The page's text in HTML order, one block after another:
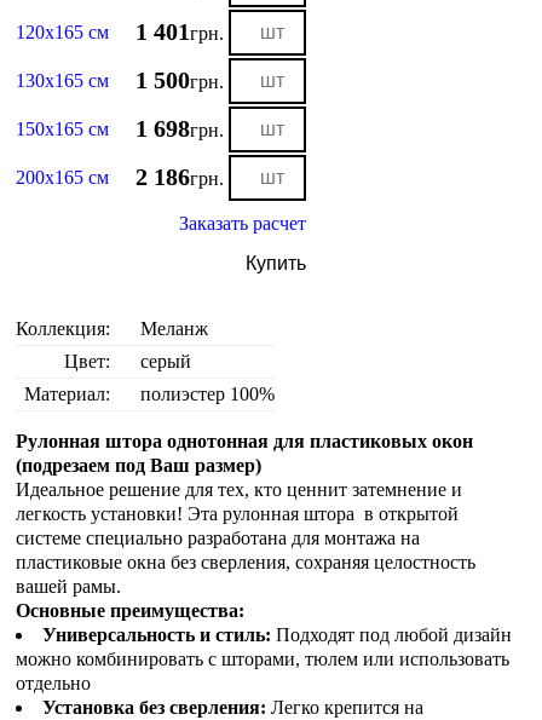
120х165 см 1 401грн.
130х165 см 1 500грн.
150х165 см 1 698грн.
200х165 см 2 186грн.
Заказать расчет
Купить
Коллекция:
Меланж
Цвет:
серый
Материал:
полиэстер 100%
Рулонная штора однотонная для пластиковых окон
(подрезаем под Ваш размер)
Идеальное решение для тех, кто ценнит затемнение и
легкость установки! Эта рулонная штора в открытой
системе специально разработана для монтажа на
пластиковые окна без сверления, сохраняя целостность
вашей рамы.
Основные преимущества:
Универсальность и стиль: Подходят под любой дизайн
можно комбинировать с шторами, тюлем или использовать
отдельно
Установка без сверления: Легко крепится на